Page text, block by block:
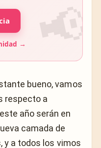
→
bueno, vamos
respecto a
año serán en
camada de
y a todos los vimos